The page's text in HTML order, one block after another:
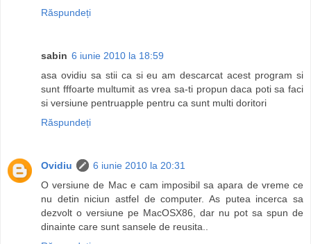
Răspundeți
sabin 6 iunie 2010 la 18:59
asa ovidiu sa stii ca si eu am descarcat acest program si
sunt fffoarte multumit as vrea sa-ti propun daca poti sa faci
si versiune pentruapple pentru ca sunt multi doritori
Răspundeți
Ovidiu
6 iunie 2010 la 20:31
O versiune de Mac e cam imposibil sa apara de vreme ce
nu detin niciun astfel de computer. As putea incerca sa
dezvolt o versiune pe MacOSX86, dar nu pot sa spun de
dinainte care sunt sansele de reusita..